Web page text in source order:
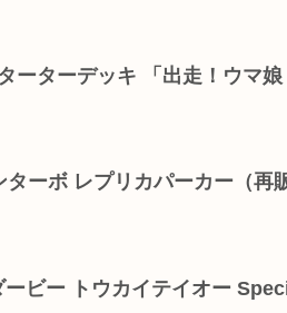
ーターデッキ 「出走！ウマ
ーボ レプリカパーカー（再
ビー トウカイテイオー